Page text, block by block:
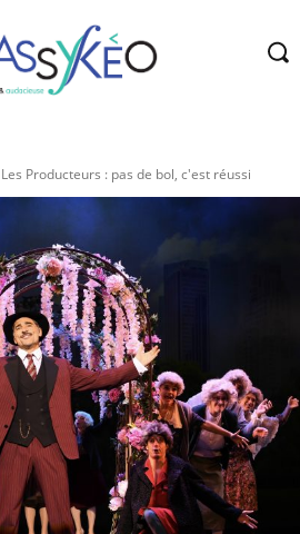
Les Producteurs : pas de bol, c'est réussi